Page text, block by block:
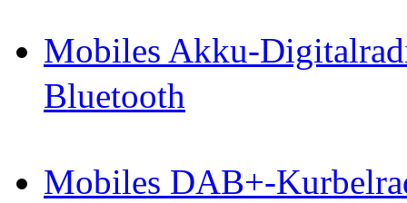
Mobiles Akku-
Bluetooth
Mobiles DAB+-